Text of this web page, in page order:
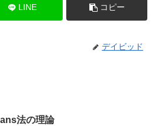
LINE コピー
デイビッド
法の理論